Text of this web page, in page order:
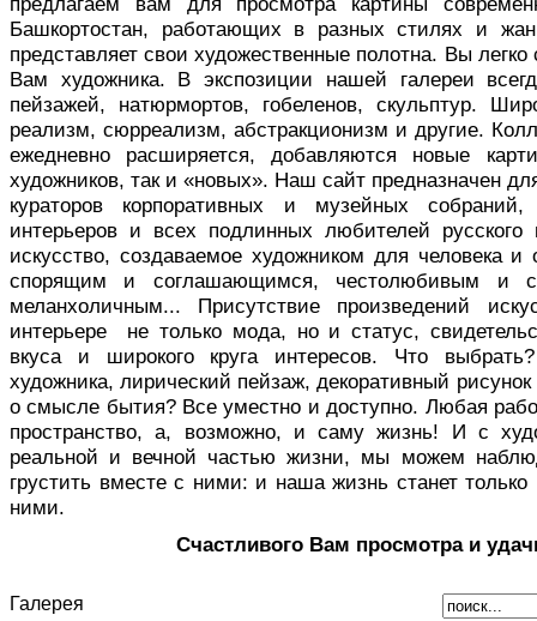
Башкортостан, работающих в разных стилях и
представляет свои художественные полотна. Вы
Вам художника. В экспозиции нашей галереи
пейзажей, натюрмортов, гобеленов, скульптур.
реализм, сюрреализм, абстракционизм и другие.
ежедневно расширяется, добавляются новые
художников, так и «новых». Наш сайт предназначен
кураторов корпоративных и музейных
интерьеров и всех подлинных любителей
искусство, создаваемое художником для человека и
спорящим и соглашающимся, честолюбивым и
меланхоличным... Присутствие произведений
интерьере не только мода, но и статус,
вкуса и широкого круга интересов. Что
художника, лирический пейзаж, декоративный
о смысле бытия? Все уместно и доступно. Любая
пространство, а, возможно, и саму жизнь! И с
реальной и вечной частью жизни, мы можем
грустить вместе с ними: и наша жизнь станет только
ними.
Счастливого Вам просмотра и
Галерея